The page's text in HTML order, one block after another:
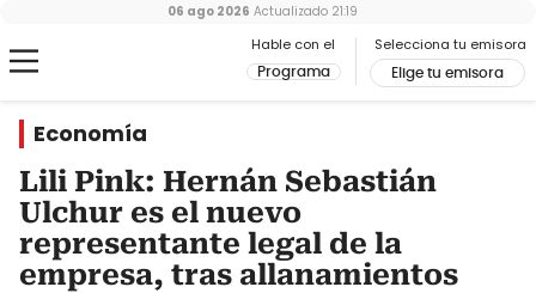
Hable con el
Programa
Selecciona tu emisora
Elige tu emisora
06 ago 2026 Actualizado 21:19
Economía
Lili Pink: Hernán Sebastián
Ulchur es el nuevo
representante legal de la
empresa, tras allanamientos